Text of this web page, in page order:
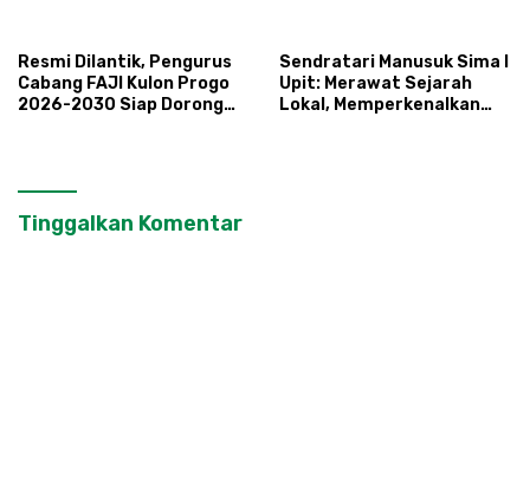
Perlinsos
Resmi Dilantik, Pengurus
Cabang FAJI Kulon Progo
2026-2030 Siap Dorong
Sendratari Manusuk Sima I
Upit: Merawat Sejarah
Lokal, Memperkenalkan
Tinggalkan Komentar